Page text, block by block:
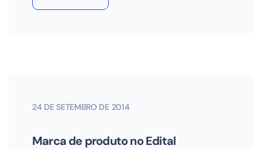
24 DE SETEMBRO DE 2014
Marca de produto no Edital